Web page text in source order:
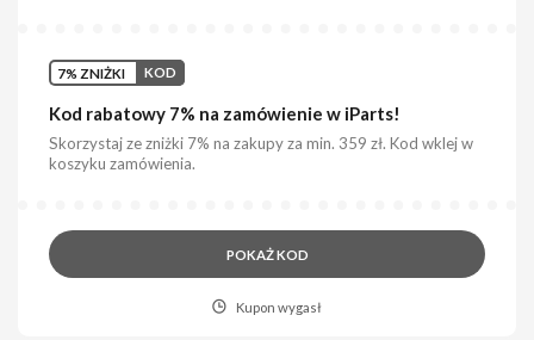
7% ZNIŻKI KOD
Kod rabatowy 7% na zamówienie w iParts!
Skorzystaj ze zniżki 7% na zakupy za min. 359 zł. Kod wklej w
koszyku zamówienia.
POKAŻ KOD
Kupon wygasł